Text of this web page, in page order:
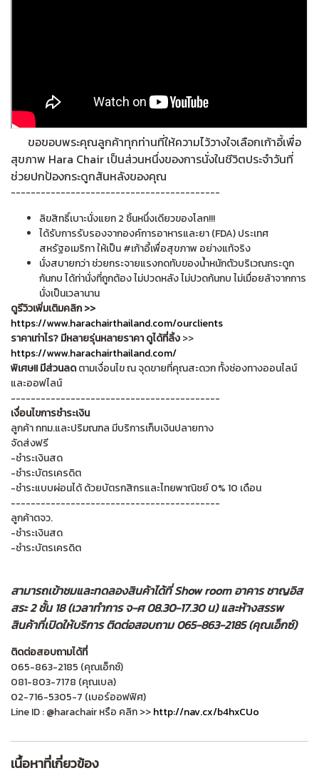
ขอขอบพระคุณลูกค้าทุกท่านที่ให้ความไว้วางใจเลือกเก้าอี้เพื่อ
สุขภาพ Hara Chair เป็นส่วนหนึ่งของการนั่งในชีวิตประจำวันที่
ช่วยปกป้องกระดูกสันหลังของคุณ
------------------------------------------
ลิขสิทธิ์เบาะนั่งแยก 2 ชิ้นหนึ่งเดียวของโลก!!!
ได้รับการรับรองจากองค์การอาหารและยา (FDA) ประเทศ
สหรัฐอเมริกา ให้เป็น #เก้าอี้เพื่อสุขภาพ อย่างแท้จริง
นั่งสบายกว่า ช่วยกระจายแรงกดทับของน้ำหนักตัวบริเวณกระดูก
ก้นกบ ได้ท่านั่งที่ถูกต้อง ไม่ปวดหลัง ไม่ปวดก้นกบ ไม่เมื่อยล้าจากการ
นั่งเป็นเวลานาน
ดูรีวิวเพิ่มเติมคลิก >>
https://www.harachairthailand.com/ourclients
ราคาเท่าไร? มีหลายรุ่นหลายราคา ดูได้ที่ลิ้ง>>
https://www.harachairthailand.com/
พิเศษ!! มีส่วนลดตามเงื่อนไข ณ จุดขายที่คุณสะดวก ทั้งช่องทางออนไลน์
และออฟไลน์
------------------------------------------
เงื่อนไขการชำระเงิน
ลูกค้า กทม.และปริมณฑล มีบริการเก็บเงินปลายทาง
จัดส่งฟรี
-ชำระเงินสด
-ชำระบัตรเครดิต
-ชำระแบบผ่อนได้ ด้วยบัตรกสิกรและไทยพาณิชย์ 0% 10 เดือน
------------------------------------------
ลูกค้าตจว.
-ชำระเงินสด
-ชำระบัตรเครดิต
สามารถเข้าชมและทดลองสินค้าได้ที่ Show room อาคาร ชาญอิส
สระ 2 ชั้น 18 (เวลาทำการ จ-ศ 08.30-17.30 น) และห้างสรรพ
สินค้าที่เปิดให้บริการ ติดต่อสอบถาม 065-863-2185 (คุณเอ็กซ์)
ติดต่อสอบถามได้ที่
065-863-2185 (คุณเอ็กซ์)
081-803-7178 (คุณเบล)
02-716-5305-7 (เบอร์ออฟฟิศ)
Line ID : @harachair หรือ คลิก >>http://nav.cx/b4hxCUo
เนื้อหาที่เกี่ยวข้อง